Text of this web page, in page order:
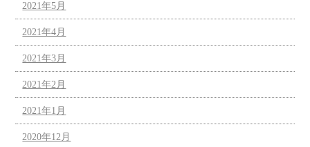
2021年5月
2021年4月
2021年3月
2021年2月
2021年1月
2020年12月